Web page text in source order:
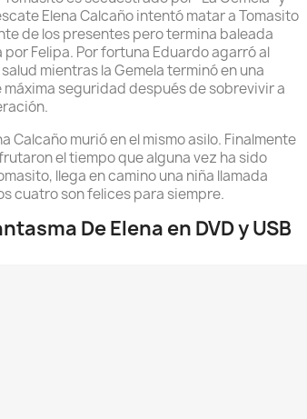
Elena Calcaño intentó matar a Tomasito
de los presentes pero termina baleada
Felipa. Por fortuna Eduardo agarró al
mientras la Gemela terminó en una
seguridad después de sobrevivir a
Calcaño murió en el mismo asilo. Finalmente
el tiempo que alguna vez ha sido
llega en camino una niña llamada
cuatro son felices para siempre.
De Elena en DVD y USB